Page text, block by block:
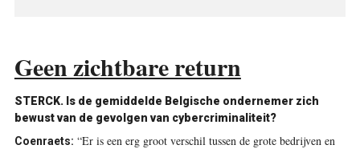
Geen zichtbare return
STERCK. Is de gemiddelde Belgische ondernemer zich
bewust van de gevolgen van cybercriminaliteit?
Coenraets: “Er is een erg groot verschil tussen de grote bedrijven en